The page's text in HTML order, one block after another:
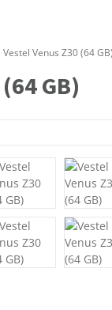
Vestel Venus Z30 (64 GB)
GB)